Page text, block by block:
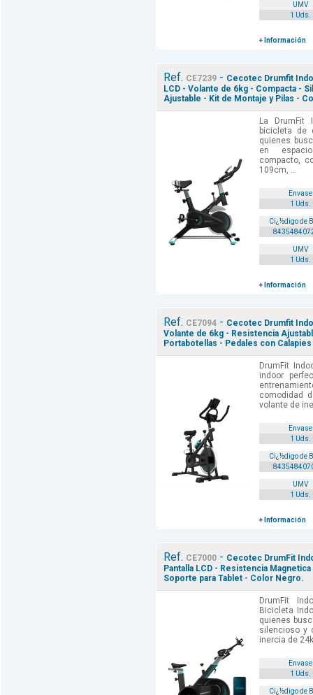
UMV
1 Uds.
+ Información
Ref. CE7239- Cecotec Drumfit
LCD - Volante de 6kg - Compacta -
Ajustable - Kit de Montaje y Pilas -
La DrumFit
bicicleta de
quienes
en
compacto,
109cm, ...
Envase
1 Uds.
Cï¿½digo de
UMV
1 Uds.
+ Información
Ref. CE7094- Cecotec Drumfit
Volante de 6kg - Resistencia
Portabotellas - Pedales con
DrumFit
indoor
comodidad
volante de
Envase
1 Uds.
Cï¿½digo de
UMV
1 Uds.
+ Información
Ref. CE7000- Cecotec DrumFit
Pantalla LCD - Resistencia
Soporte para Tablet - Color Negro.
DrumFit
Bicicleta
quienes
silencioso y
inercia de
Envase
1 Uds.
Cï¿½digo de